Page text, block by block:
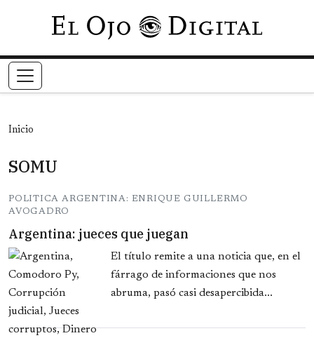
Pasar al contenido principal
Inicio
SOMU
POLITICA ARGENTINA: ENRIQUE GUILLERMO
AVOGADRO
Argentina: jueces que juegan
El título remite a una noticia que, en el
fárrago de informaciones que nos
abruma, pasó casi desapercibida...